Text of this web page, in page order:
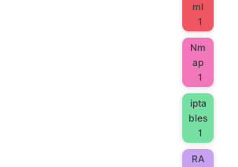
ml
1
Nm
ap
1
ipta
bles
1
RA